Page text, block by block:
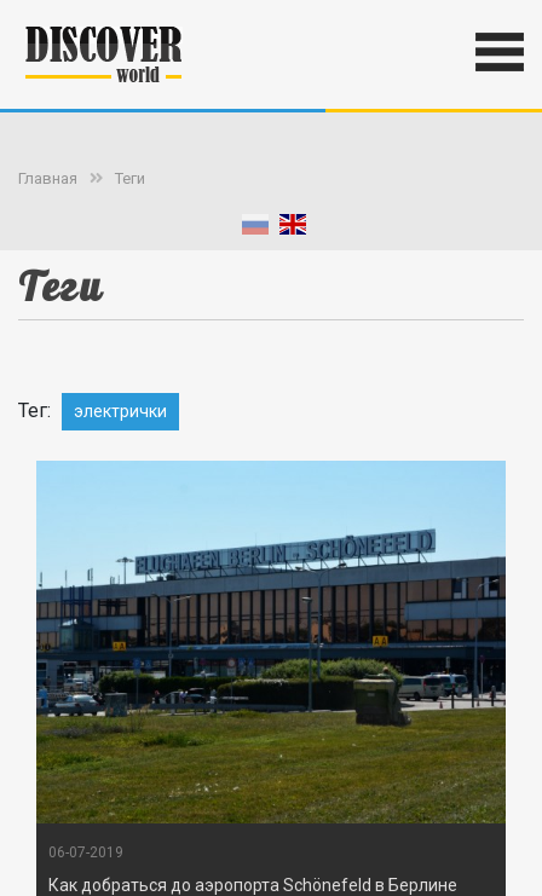
Главная Теги
Теги
Тег: электрички
06-07-2019
Как добраться до аэропорта Schönefeld в Берлине